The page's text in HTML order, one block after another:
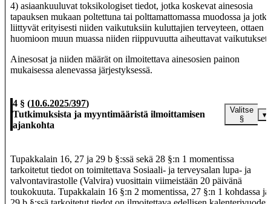
4) asiaankuuluvat toksikologiset tiedot, jotka koskevat ainesosia
tapauksen mukaan poltettuna tai polttamattomassa muodossa ja jotka
liittyvät erityisesti niiden vaikutuksiin kuluttajien terveyteen, ottaen
huomioon muun muassa niiden riippuvuutta aiheuttavat vaikutukset.
Ainesosat ja niiden määrät on ilmoitettava ainesosien painon
mukaisessa alenevassa järjestyksessä.
4 § (10.6.2025/397)
Tutkimuksista ja myyntimääristä ilmoittamisen
ajankohta
Valitse
§
▾
Tupakkalain 16, 27 ja 29 b §:ssä sekä 28 §:n 1 momentissa
tarkoitetut tiedot on toimitettava Sosiaali- ja terveysalan lupa- ja
valvontavirastolle (Valvira) vuosittain viimeistään 20 päivänä
toukokuuta. Tupakkalain 16 §:n 2 momentissa, 27 §:n 1 kohdassa ja